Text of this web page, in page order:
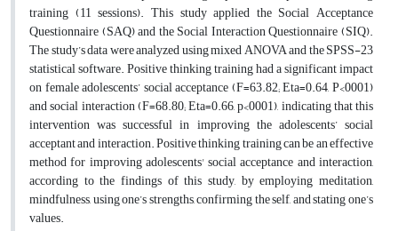
training (11 sessions). This study applied the Social Acceptance
Questionnaire (SAQ) and the Social Interaction Questionnaire (SIQ).
The study’s data were analyzed using mixed ANOVA and the SPSS-23
statistical software. Positive thinking training had a significant impact
on female adolescents’ social acceptance (F=63.82; Eta=0.64, P<0001)
and social interaction (F=68.80; Eta=0.66, p<0001), indicating that this
intervention was successful in improving the adolescents’ social
acceptant and interaction. Positive thinking training can be an effective
method for improving adolescents' social acceptance and interaction,
according to the findings of this study, by employing meditation,
mindfulness, using one’s strengths, confirming the self, and stating one’s
values.